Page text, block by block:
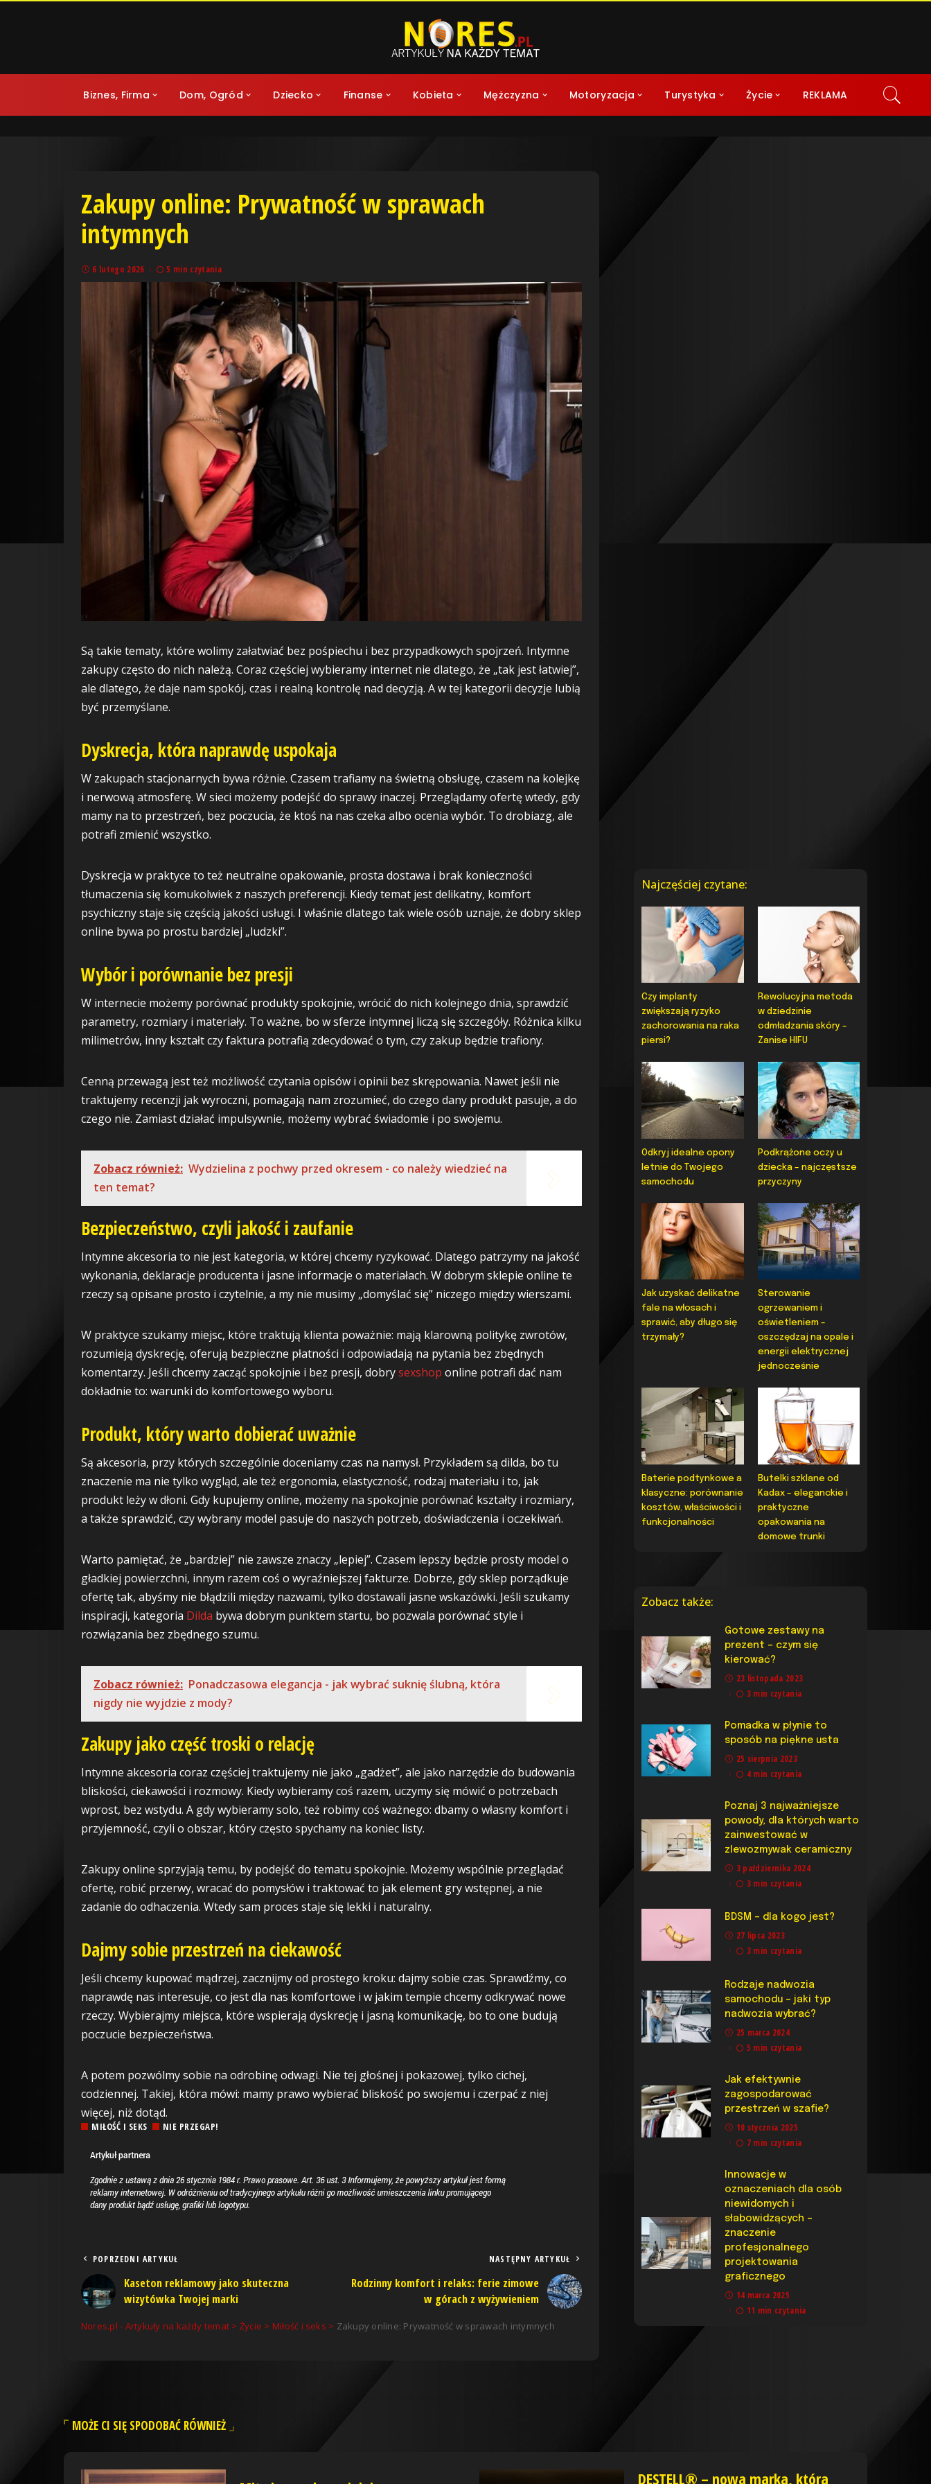
Biznes, Firma Dom, Ogród Dziecko Finanse Kobieta Mężczyzna Motoryzacja Turystyka Życie REKLAMA
Zakupy online: Prywatność w sprawach
intymnych
6 lutego 2026 5 min czytania
Są takie tematy, które wolimy załatwiać bez pośpiechu i bez przypadkowych spojrzeń. Intymne
zakupy często do nich należą. Coraz częściej wybieramy internet nie dlatego, że „tak jest łatwiej”,
ale dlatego, że daje nam spokój, czas i realną kontrolę nad decyzją. A w tej kategorii decyzje lubią
być przemyślane.
Dyskrecja, która naprawdę uspokaja
W zakupach stacjonarnych bywa różnie. Czasem trafiamy na świetną obsługę, czasem na kolejkę
i nerwową atmosferę. W sieci możemy podejść do sprawy inaczej. Przeglądamy ofertę wtedy, gdy
mamy na to przestrzeń, bez poczucia, że ktoś na nas czeka albo ocenia wybór. To drobiazg, ale
potrafi zmienić wszystko.
Dyskrecja w praktyce to też neutralne opakowanie, prosta dostawa i brak konieczności
tłumaczenia się komukolwiek z naszych preferencji. Kiedy temat jest delikatny, komfort
psychiczny staje się częścią jakości usługi. I właśnie dlatego tak wiele osób uznaje, że dobry sklep
online bywa po prostu bardziej „ludzki”.
Wybór i porównanie bez presji
W internecie możemy porównać produkty spokojnie, wrócić do nich kolejnego dnia, sprawdzić
parametry, rozmiary i materiały. To ważne, bo w sferze intymnej liczą się szczegóły. Różnica kilku
milimetrów, inny kształt czy faktura potrafią zdecydować o tym, czy zakup będzie trafiony.
Cenną przewagą jest też możliwość czytania opisów i opinii bez skrępowania. Nawet jeśli nie
traktujemy recenzji jak wyroczni, pomagają nam zrozumieć, do czego dany produkt pasuje, a do
czego nie. Zamiast działać impulsywnie, możemy wybrać świadomie i po swojemu.
Zobacz również: Wydzielina z pochwy przed okresem - co należy wiedzieć na
ten temat?
Bezpieczeństwo, czyli jakość i zaufanie
Intymne akcesoria to nie jest kategoria, w której chcemy ryzykować. Dlatego patrzymy na jakość
wykonania, deklaracje producenta i jasne informacje o materiałach. W dobrym sklepie online te
rzeczy są opisane prosto i czytelnie, a my nie musimy „domyślać się” niczego między wierszami.
W praktyce szukamy miejsc, które traktują klienta poważnie: mają klarowną politykę zwrotów,
rozumieją dyskrecję, oferują bezpieczne płatności i odpowiadają na pytania bez zbędnych
komentarzy. Jeśli chcemy zacząć spokojnie i bez presji, dobrysexshop online potrafi dać nam
dokładnie to: warunki do komfortowego wyboru.
Produkt, który warto dobierać uważnie
Są akcesoria, przy których szczególnie doceniamy czas na namysł. Przykładem są dilda, bo tu
znaczenie ma nie tylko wygląd, ale też ergonomia, elastyczność, rodzaj materiału i to, jak
produkt leży w dłoni. Gdy kupujemy online, możemy na spokojnie porównać kształty i rozmiary,
a także sprawdzić, czy wybrany model pasuje do naszych potrzeb, doświadczenia i oczekiwań.
Warto pamiętać, że „bardziej” nie zawsze znaczy „lepiej”. Czasem lepszy będzie prosty model o
gładkiej powierzchni, innym razem coś o wyraźniejszej fakturze. Dobrze, gdy sklep porządkuje
ofertę tak, abyśmy nie błądzili między nazwami, tylko dostawali jasne wskazówki. Jeśli szukamy
inspiracji, kategoria Dilda bywa dobrym punktem startu, bo pozwala porównać style i
rozwiązania bez zbędnego szumu.
Zobacz również: Ponadczasowa elegancja - jak wybrać suknię ślubną, która
nigdy nie wyjdzie z mody?
Zakupy jako część troski o relację
Intymne akcesoria coraz częściej traktujemy nie jako „gadżet”, ale jako narzędzie do budowania
bliskości, ciekawości i rozmowy. Kiedy wybieramy coś razem, uczymy się mówić o potrzebach
wprost, bez wstydu. A gdy wybieramy solo, też robimy coś ważnego: dbamy o własny komfort i
przyjemność, czyli o obszar, który często spychamy na koniec listy.
Zakupy online sprzyjają temu, by podejść do tematu spokojnie. Możemy wspólnie przeglądać
ofertę, robić przerwy, wracać do pomysłów i traktować to jak element gry wstępnej, a nie
zadanie do odhaczenia. Wtedy sam proces staje się lekki i naturalny.
Dajmy sobie przestrzeń na ciekawość
Jeśli chcemy kupować mądrzej, zacznijmy od prostego kroku: dajmy sobie czas. Sprawdźmy, co
naprawdę nas interesuje, co jest dla nas komfortowe i w jakim tempie chcemy odkrywać nowe
rzeczy. Wybierajmy miejsca, które wspierają dyskrecję i jasną komunikację, bo to one budują
poczucie bezpieczeństwa.
A potem pozwólmy sobie na odrobinę odwagi. Nie tej głośnej i pokazowej, tylko cichej,
codziennej. Takiej, która mówi: mamy prawo wybierać bliskość po swojemu i czerpać z niej
więcej, niż dotąd.
MIŁOŚĆ I SEKS NIE PRZEGAP!
POPRZEDNI ARTYKUŁ
Kaseton reklamowy jako skuteczna
wizytówka Twojej marki
NASTĘPNY ARTYKUŁ
Rodzinny komfort i relaks: ferie zimowe
w górach z wyżywieniem
Nores.pl - Artykuły na każdy temat > Życie > Miłość i seks > Zakupy online: Prywatność w sprawach intymnych
Najczęściej czytane:
Czy implanty
zwiększają ryzyko
zachorowania na raka
piersi?
Rewolucyjna metoda
w dziedzinie
odmładzania skóry –
Zanise HIFU
Odkryj idealne opony
letnie do Twojego
samochodu
Podkrążone oczy u
dziecka – najczęstsze
przyczyny
Jak uzyskać delikatne
fale na włosach i
sprawić, aby długo się
trzymały?
Sterowanie
ogrzewaniem i
oświetleniem –
oszczędzaj na opale i
energii elektrycznej
jednocześnie
Baterie podtynkowe a
klasyczne: porównanie
kosztów, właściwości i
funkcjonalności
Butelki szklane od
Kadax – eleganckie i
praktyczne
opakowania na
domowe trunki
Zobacz także:
Gotowe zestawy na
prezent – czym się
kierować?
23 listopada 2023
3 min czytania
Pomadka w płynie to
sposób na piękne usta
25 sierpnia 2023
4 min czytania
Poznaj 3 najważniejsze
powody, dla których warto
zainwestować w
zlewozmywak ceramiczny
3 października 2024
3 min czytania
BDSM – dla kogo jest?
27 lipca 2023
3 min czytania
Rodzaje nadwozia
samochodu – jaki typ
nadwozia wybrać?
25 marca 2024
5 min czytania
Jak efektywnie
zagospodarować
przestrzeń w szafie?
10 stycznia 2025
7 min czytania
Innowacje w
oznaczeniach dla osób
niewidomych i
słabowidzących –
znaczenie
profesjonalnego
projektowania
graficznego
14 marca 2025
11 min czytania
MOŻE CI SIĘ SPODOBAĆ RÓWNIEŻ
DESTELL® – nowa marka, która